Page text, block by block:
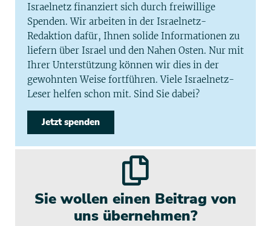
Israelnetz finanziert sich durch freiwillige
Spenden. Wir arbeiten in der Israelnetz-
Redaktion dafür, Ihnen solide Informationen zu
liefern über Israel und den Nahen Osten. Nur mit
Ihrer Unterstützung können wir dies in der
gewohnten Weise fortführen. Viele Israelnetz-
Leser helfen schon mit. Sind Sie dabei?
Jetzt spenden
Sie wollen einen Beitrag von
uns übernehmen?